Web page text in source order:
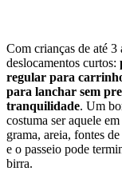
Com crianças de até 3
deslocamentos curtos:
regular para
para lanchar sem
tranquilidade. Um
costuma ser aquele
grama, areia, fontes
e o passeio pode
birra.